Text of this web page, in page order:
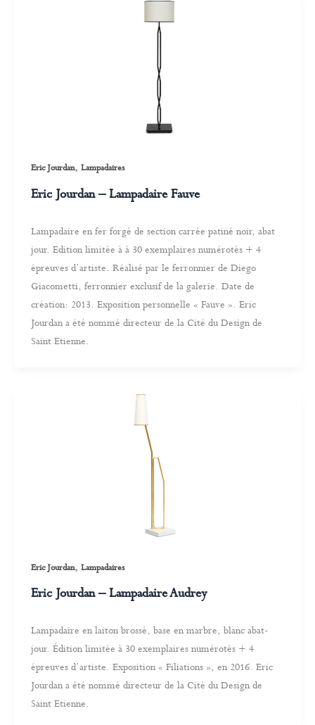
Eric Jourdan, Lampadaires
Eric Jourdan – Lampadaire Fauve
Lampadaire en fer forgé de section carrée patiné noir, abat
jour. Edition limitée à à 30 exemplaires numérotés + 4
épreuves d’artiste. Réalisé par le ferronnier de Diego
Giacometti, ferronnier exclusif de la galerie. Date de
création: 2013. Exposition personnelle « Fauve ». Eric
Jourdan a été nommé directeur de la Cité du Design de
Saint Etienne.
Eric Jourdan, Lampadaires
Eric Jourdan – Lampadaire Audrey
Lampadaire en laiton brossé, base en marbre, blanc abat-
jour. Édition limitée à 30 exemplaires numérotés + 4
épreuves d’artiste. Exposition « Filiations », en 2016. Eric
Jourdan a été nommé directeur de la Cité du Design de
Saint Etienne.